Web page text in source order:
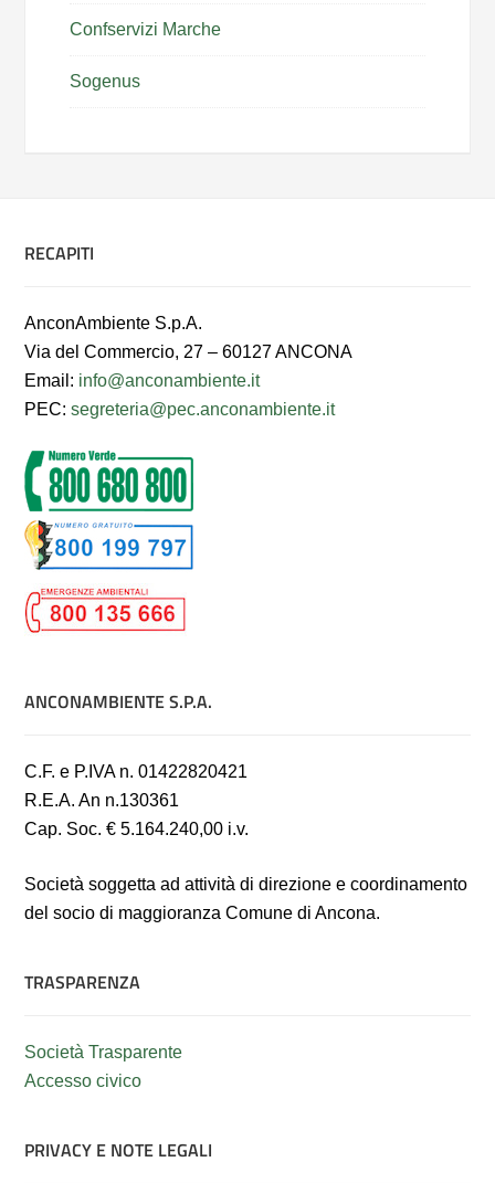
Confservizi Marche
Sogenus
RECAPITI
AnconAmbiente S.p.A.
Via del Commercio, 27 – 60127 ANCONA
Email: info@anconambiente.it
PEC:segreteria@pec.anconambiente.it
ANCONAMBIENTE S.P.A.
C.F. e P.IVA n. 01422820421
R.E.A. An n.130361
Cap. Soc. € 5.164.240,00 i.v.
Società soggetta ad attività di direzione e coordinamento
del socio di maggioranza Comune di Ancona.
TRASPARENZA
Società Trasparente
Accesso civico
PRIVACY E NOTE LEGALI